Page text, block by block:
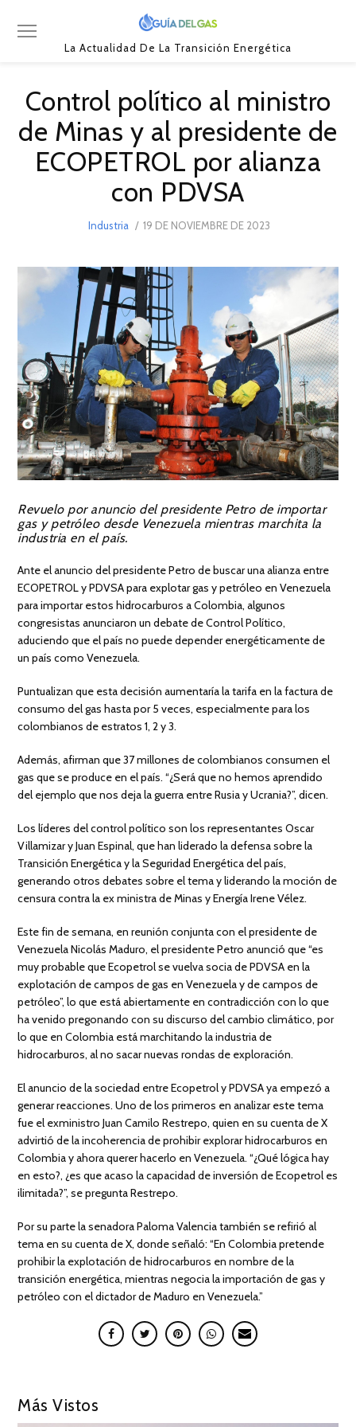
La Actualidad De La Transición Energética
Control político al ministro
de Minas y al presidente de
ECOPETROL por alianza
con PDVSA
Industria
POSTED
19 DE NOVIEMBRE DE 2023
Revuelo por anuncio del presidente Petro de importar
gas y petróleo desde Venezuela mientras marchita la
industria en el país.
Ante el anuncio del presidente Petro de buscar una alianza entre
ECOPETROL y PDVSA para explotar gas y petróleo en Venezuela
para importar estos hidrocarburos a Colombia, algunos
congresistas anunciaron un debate de Control Político,
aduciendo que el país no puede depender energéticamente de
un país como Venezuela.
Puntualizan que esta decisión aumentaría la tarifa en la factura de
consumo del gas hasta por 5 veces, especialmente para los
colombianos de estratos 1, 2 y 3.
Además, afirman que 37 millones de colombianos consumen el
gas que se produce en el país. “¿Será que no hemos aprendido
del ejemplo que nos deja la guerra entre Rusia y Ucrania?”, dicen.
Los líderes del control político son los representantes Oscar
Villamizar y Juan Espinal, que han liderado la defensa sobre la
Transición Energética y la Seguridad Energética del país,
generando otros debates sobre el tema y liderando la moción de
censura contra la ex ministra de Minas y Energía Irene Vélez.
Este fin de semana, en reunión conjunta con el presidente de
Venezuela Nicolás Maduro, el presidente Petro anunció que “es
muy probable que Ecopetrol se vuelva socia de PDVSA en la
explotación de campos de gas en Venezuela y de campos de
petróleo”, lo que está abiertamente en contradicción con lo que
ha venido pregonando con su discurso del cambio climático, por
lo que en Colombia está marchitando la industria de
hidrocarburos, al no sacar nuevas rondas de exploración.
El anuncio de la sociedad entre Ecopetrol y PDVSA ya empezó a
generar reacciones. Uno de los primeros en analizar este tema
fue el exministro Juan Camilo Restrepo, quien en su cuenta de X
advirtió de la incoherencia de prohibir explorar hidrocarburos en
Colombia y ahora querer hacerlo en Venezuela. “¿Qué lógica hay
en esto?, ¿es que acaso la capacidad de inversión de Ecopetrol es
ilimitada?”, se pregunta Restrepo.
Por su parte la senadora Paloma Valencia también se refirió al
tema en su cuenta de X, donde señaló: “En Colombia pretende
prohibir la explotación de hidrocarburos en nombre de la
transición energética, mientras negocia la importación de gas y
petróleo con el dictador de Maduro en Venezuela.”
Más Vistos